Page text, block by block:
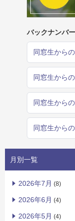
バックナンバー
同窓生から
同窓生から
同窓生から
同窓生から
月別一覧
2026年7月 (8)
2026年6月 (4)
2026年5月 (4)